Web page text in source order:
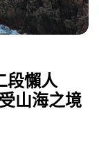
段懶人
山海之境